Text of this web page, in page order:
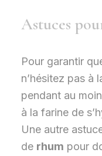
Astuces
Pour garantir
n’hésitez pas à
pendant au
à la farine de
Une autre
de rhum pour